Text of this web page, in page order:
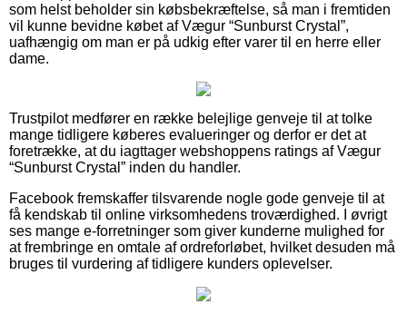
som helst beholder sin købsbekræftelse, så man i fremtiden
vil kunne bevidne købet af Vægur “Sunburst Crystal”,
uafhængig om man er på udkig efter varer til en herre eller
dame.
Trustpilot medfører en række belejlige genveje til at tolke
mange tidligere køberes evalueringer og derfor er det at
foretrække, at du iagttager webshoppens ratings af Vægur
“Sunburst Crystal” inden du handler.
Facebook fremskaffer tilsvarende nogle gode genveje til at
få kendskab til online virksomhedens troværdighed. I øvrigt
ses mange e-forretninger som giver kunderne mulighed for
at frembringe en omtale af ordreforløbet, hvilket desuden må
bruges til vurdering af tidligere kunders oplevelser.